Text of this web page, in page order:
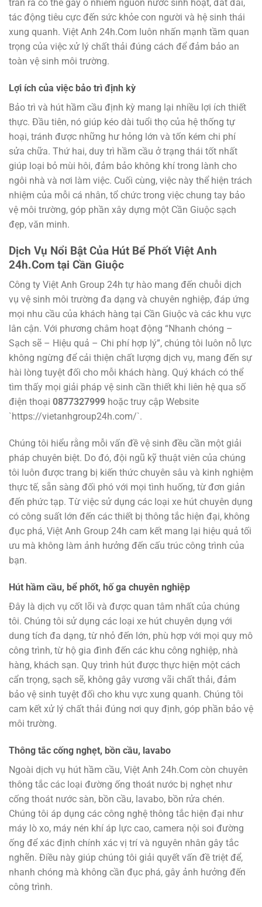
tràn ra có thể gây ô nhiễm nguồn nước sinh hoạt, đất đai,
tác động tiêu cực đến sức khỏe con người và hệ sinh thái
xung quanh. Việt Anh 24h.Com luôn nhấn mạnh tầm quan
trọng của việc xử lý chất thải đúng cách để đảm bảo an
toàn vệ sinh môi trường.
Lợi ích của việc bảo trì định kỳ
Bảo trì và hút hầm cầu định kỳ mang lại nhiều lợi ích thiết
thực. Đầu tiên, nó giúp kéo dài tuổi thọ của hệ thống tự
hoại, tránh được những hư hỏng lớn và tốn kém chi phí
sửa chữa. Thứ hai, duy trì hầm cầu ở trạng thái tốt nhất
giúp loại bỏ mùi hôi, đảm bảo không khí trong lành cho
ngôi nhà và nơi làm việc. Cuối cùng, việc này thể hiện trách
nhiệm của mỗi cá nhân, tổ chức trong việc chung tay bảo
vệ môi trường, góp phần xây dựng một Cần Giuộc sạch
đẹp, văn minh.
Dịch Vụ Nổi Bật Của Hút Bể Phốt Việt Anh
24h.Com tại Cần Giuộc
Công ty Việt Anh Group 24h tự hào mang đến chuỗi dịch
vụ vệ sinh môi trường đa dạng và chuyên nghiệp, đáp ứng
mọi nhu cầu của khách hàng tại Cần Giuộc và các khu vực
lân cận. Với phương châm hoạt động “Nhanh chóng –
Sạch sẽ – Hiệu quả – Chi phí hợp lý”, chúng tôi luôn nỗ lực
không ngừng để cải thiện chất lượng dịch vụ, mang đến sự
hài lòng tuyệt đối cho mỗi khách hàng. Quý khách có thể
tìm thấy mọi giải pháp vệ sinh cần thiết khi liên hệ qua số
điện thoại 0877327999 hoặc truy cập Website
`https://vietanhgroup24h.com/`.
Chúng tôi hiểu rằng mỗi vấn đề vệ sinh đều cần một giải
pháp chuyên biệt. Do đó, đội ngũ kỹ thuật viên của chúng
tôi luôn được trang bị kiến thức chuyên sâu và kinh nghiệm
thực tế, sẵn sàng đối phó với mọi tình huống, từ đơn giản
đến phức tạp. Từ việc sử dụng các loại xe hút chuyên dụng
có công suất lớn đến các thiết bị thông tắc hiện đại, không
đục phá, Việt Anh Group 24h cam kết mang lại hiệu quả tối
ưu mà không làm ảnh hưởng đến cấu trúc công trình của
bạn.
Hút hầm cầu, bể phốt, hố ga chuyên nghiệp
Đây là dịch vụ cốt lõi và được quan tâm nhất của chúng
tôi. Chúng tôi sử dụng các loại xe hút chuyên dụng với
dung tích đa dạng, từ nhỏ đến lớn, phù hợp với mọi quy mô
công trình, từ hộ gia đình đến các khu công nghiệp, nhà
hàng, khách sạn. Quy trình hút được thực hiện một cách
cẩn trọng, sạch sẽ, không gây vương vãi chất thải, đảm
bảo vệ sinh tuyệt đối cho khu vực xung quanh. Chúng tôi
cam kết xử lý chất thải đúng nơi quy định, góp phần bảo vệ
môi trường.
Thông tắc cống nghẹt, bồn cầu, lavabo
Ngoài dịch vụ hút hầm cầu, Việt Anh 24h.Com còn chuyên
thông tắc các loại đường ống thoát nước bị nghẹt như
cống thoát nước sàn, bồn cầu, lavabo, bồn rửa chén.
Chúng tôi áp dụng các công nghệ thông tắc hiện đại như
máy lò xo, máy nén khí áp lực cao, camera nội soi đường
ống để xác định chính xác vị trí và nguyên nhân gây tắc
nghẽn. Điều này giúp chúng tôi giải quyết vấn đề triệt để,
nhanh chóng mà không cần đục phá, gây ảnh hưởng đến
công trình.